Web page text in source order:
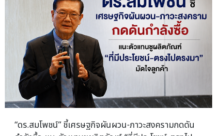
“ดร.สมโพชน์” ชี้เศรษฐกิจผันผวน-ภาวะสงครามกดดัน